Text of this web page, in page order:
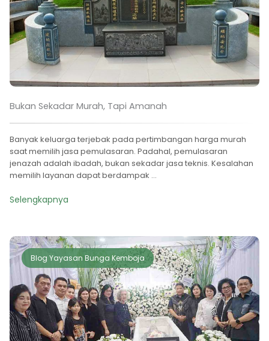
Bukan Sekadar Murah, Tapi Amanah
Banyak keluarga terjebak pada pertimbangan harga murah
saat memilih jasa pemulasaran. Padahal, pemulasaran
jenazah adalah ibadah, bukan sekadar jasa teknis. Kesalahan
memilih layanan dapat berdampak ...
Selengkapnya
Blog Yayasan Bunga Kemboja